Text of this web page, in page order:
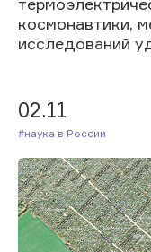
космонавтики,
исследований
02.11
#Наука в России